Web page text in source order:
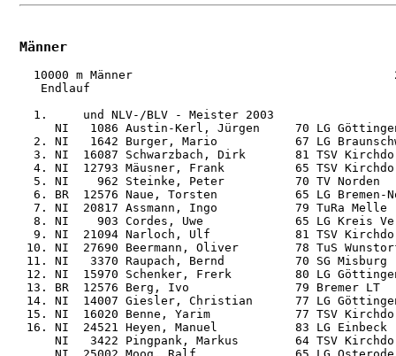
Männer
10000 m Männer
   Endlauf
  1.     und NLV-/BLV - Meister 2003
NI   1086 Austin-Kerl, Jürgen     70 LG
2. NI   1642 Burger, Mario           67 LG
3. NI  16087 Schwarzbach, Dirk       81 TSV
4. NI  12793 Mäusner, Frank          65 TSV
5. NI    962 Steinke, Peter          70 TV Norden
6. BR  12576 Naue, Torsten           65 LG Bremen-
7. NI  20817 Assmann, Ingo           79 TuRa Melle
8. NI    903 Cordes, Uwe             65 LG Kreis
9. NI  21094 Narloch, Ulf            81 TSV
10. NI  27690 Beermann, Oliver        78 TuS
11. NI   3370 Raupach, Bernd          70 SG
12. NI  15970 Schenker, Frerk         80 LG
13. BR  12576 Berg, Ivo               79 Bremer
14. NI  14007 Giesler, Christian      77 LG
15. NI  16020 Benne, Yarim            77 TSV
16. NI  24521 Heyen, Manuel           83 LG
NI   3422 Pingpank, Markus        64 TSV